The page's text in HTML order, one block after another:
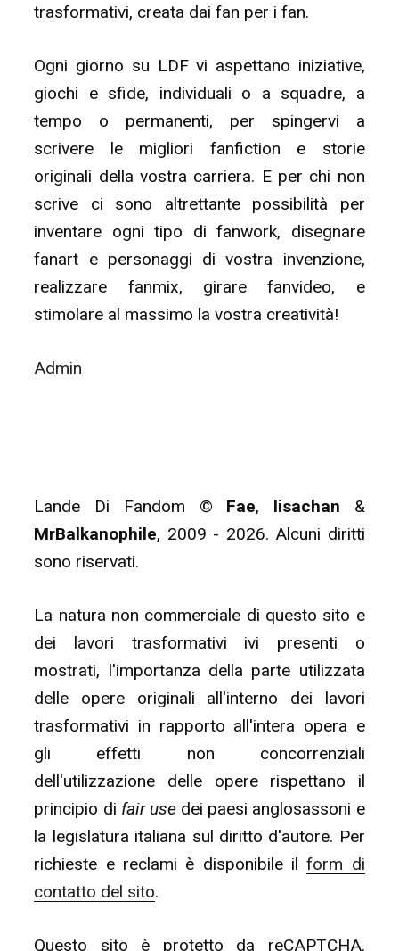
trasformativi, creata dai fan per i fan.
Ogni giorno su LDF vi aspettano iniziative,
giochi e sfide, individuali o a squadre, a
tempo o permanenti, per spingervi a
scrivere le migliori fanfiction e storie
originali della vostra carriera. E per chi non
scrive ci sono altrettante possibilità per
inventare ogni tipo di fanwork, disegnare
fanart e personaggi di vostra invenzione,
realizzare fanmix, girare fanvideo, e
stimolare al massimo la vostra creatività!
Admin
Lande Di Fandom © Fae, lisachan &
MrBalkanophile, 2009 - 2026. Alcuni diritti
sono riservati.
La natura non commerciale di questo sito e
dei lavori trasformativi ivi presenti o
mostrati, l'importanza della parte utilizzata
delle opere originali all'interno dei lavori
trasformativi in rapporto all'intera opera e
gli effetti non concorrenziali
dell'utilizzazione delle opere rispettano il
principio di fair usedei paesi anglosassoni e
la legislatura italiana sul diritto d'autore. Per
richieste e reclami è disponibile ilform di
contatto del sito.
Questo sito è protetto da reCAPTCHA.